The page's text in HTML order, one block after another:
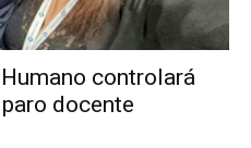
controlará
docente